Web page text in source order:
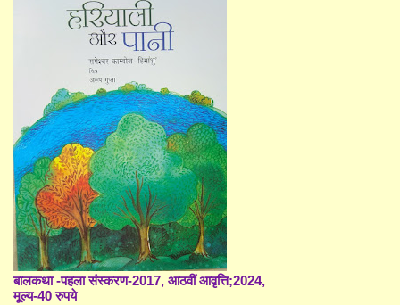
बालकथा -पहला संस्करण-2017, आठवीं आवृत्ति;2024,
मूल्य-40 रुपये